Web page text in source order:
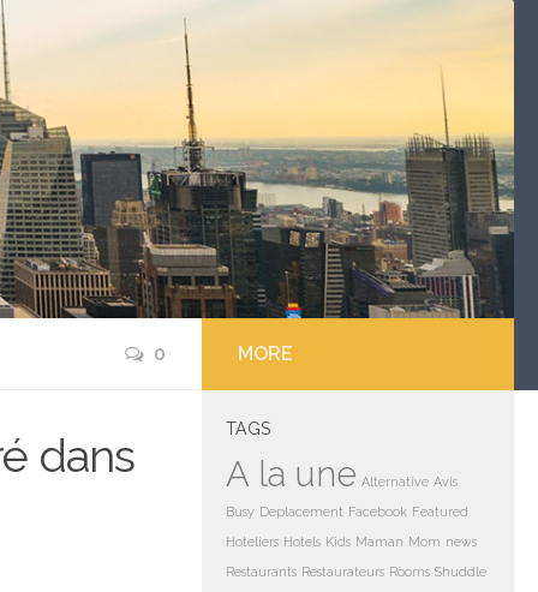
0
dans
MORE
TAGS
A la une Alternative Avis
Busy Deplacement Facebook Featured
Hoteliers Hotels Kids Maman Mom news
Restaurants Restaurateurs Rooms Shuddle